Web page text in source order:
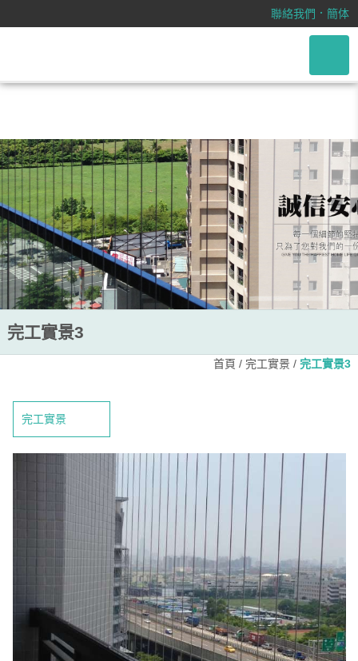
聯絡我們 ． 簡体
完工實景3
完工實景3
首頁 /完工實景 /完工實景3
完工實景